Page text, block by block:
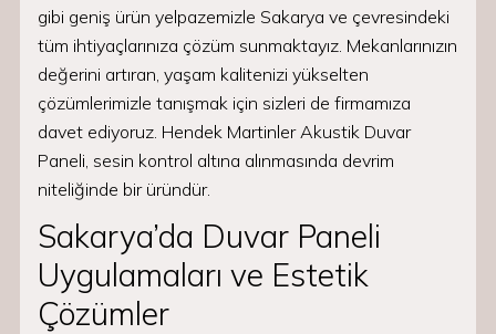
gibi geniş ürün yelpazemizle Sakarya ve çevresindeki
tüm ihtiyaçlarınıza çözüm sunmaktayız. Mekanlarınızın
değerini artıran, yaşam kalitenizi yükselten
çözümlerimizle tanışmak için sizleri de firmamıza
davet ediyoruz. Hendek Martinler Akustik Duvar
Paneli, sesin kontrol altına alınmasında devrim
niteliğinde bir üründür.
Sakarya’da Duvar Paneli
Uygulamaları ve Estetik
Çözümler